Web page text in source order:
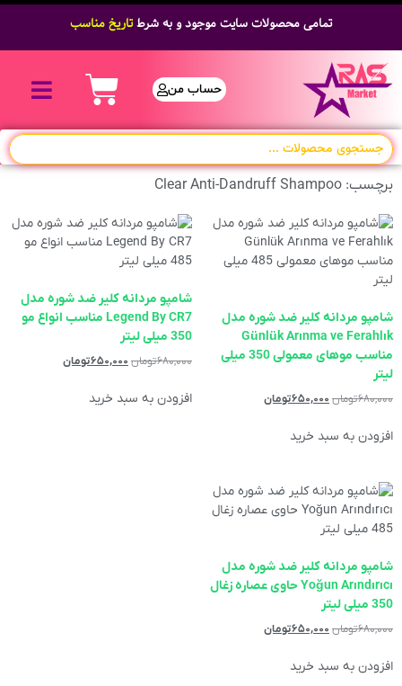
تمامی محصولات سایت موجود و به شرطتاریخ مناسب
حساب من
برچسب: Clear Anti-Dandruff Shampoo
شامپو مردانه کلیر ضد شوره مدل
Günlük Arınma ve Ferahlık
مناسب موهای معمولی 350 میلی
لیتر
۶۸۰,۰۰۰تومان ۶۵۰,۰۰۰تومان
افزودن به سبد خرید
شامپو مردانه کلیر ضد شوره مدل
Legend By CR7 مناسب انواع مو
350 میلی لیتر
۶۸۰,۰۰۰تومان ۶۵۰,۰۰۰تومان
افزودن به سبد خرید
شامپو مردانه کلیر ضد شوره مدل
Yoğun Arındırıcı حاوی عصاره زغال
350 میلی لیتر
۶۸۰,۰۰۰تومان ۶۵۰,۰۰۰تومان
افزودن به سبد خرید